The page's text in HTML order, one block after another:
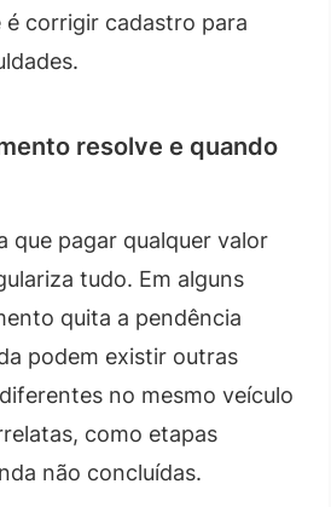
é corrigir cadastro para
resolve e quando
que pagar qualquer valor
tudo. Em alguns
quita a pendência
podem existir outras
no mesmo veículo
como etapas
não concluídas.